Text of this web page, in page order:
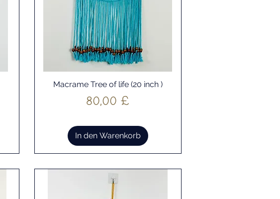
Schnellansicht
Macrame Tree of life (20 inch )
Preis
80,00 £
In den Warenkorb